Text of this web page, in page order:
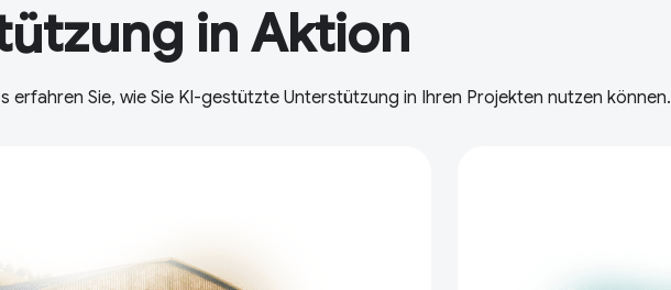
in Aktion
erfahren Sie, wie Sie KI-gestützte Unterstützung in Ihren Projekten nutzen können.